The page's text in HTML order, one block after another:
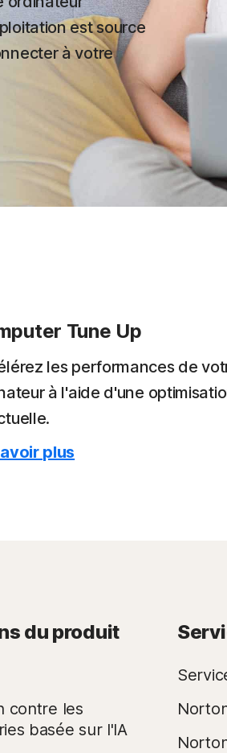
est source
à votre
Tune Up
les performances de
à l'aide d'une
plus
du produit
contre les
basée sur l'IA